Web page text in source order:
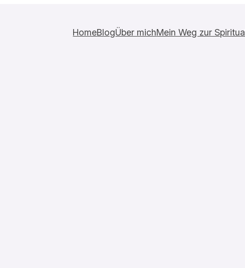
HomeBlogÜber michMein Weg zur